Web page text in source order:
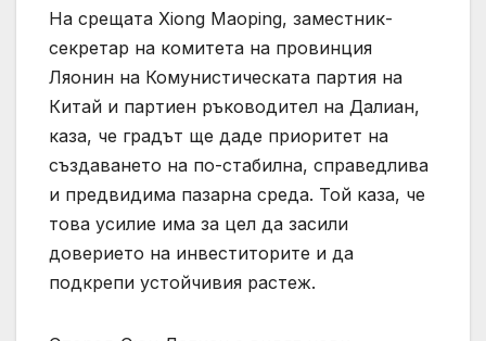
На срещата Xiong Maoping, заместник-
секретар на комитета на провинция
Ляонин на Комунистическата партия на
Китай и партиен ръководител на Далиан,
каза, че градът ще даде приоритет на
създаването на по-стабилна, справедлива
и предвидима пазарна среда. Той каза, че
това усилие има за цел да засили
доверието на инвеститорите и да
подкрепи устойчивия растеж.